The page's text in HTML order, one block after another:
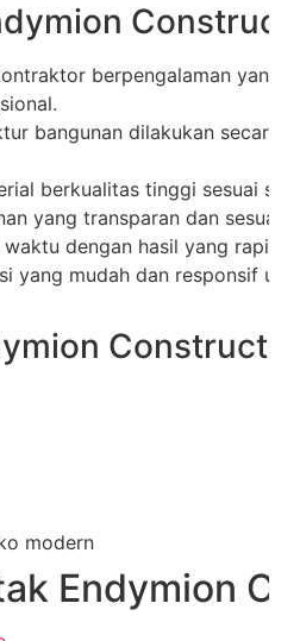
berpengalaman yang
bangunan dilakukan secara
berkualitas tinggi sesuai
yang transparan dan sesuai
dengan hasil yang rapi
yang mudah dan responsif
modern
Endymion